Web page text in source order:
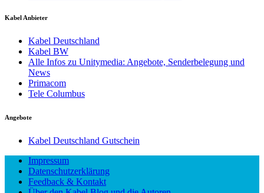
Kabel Anbieter
Kabel Deutschland
Kabel BW
Alle Infos zu Unitymedia: Angebote, Senderbelegung und
News
Primacom
Tele Columbus
Angebote
Kabel Deutschland Gutschein
Impressum
Datenschutzerklärung
Feedback & Kontakt